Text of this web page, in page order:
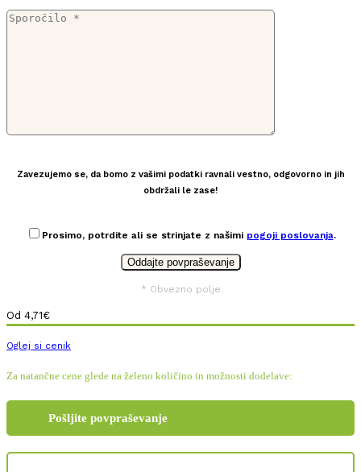
Zavezujemo se, da bomo z vašimi podatki ravnali vestno, odgovorno in jih
obdržali le zase!
Prosimo, potrdite ali se strinjate z našimi pogoji poslovanja.
* Obvezno polje
Od 4,71€
Oglej si cenik
Za natančne cene glede na želeno količino in možnosti dodelave:
Pošljite povpraševanje